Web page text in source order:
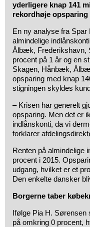
yderligere knap 141
rekordhøje
En ny analyse fra
almindelige
Ålbæk, Frederikshavn,
procent på 1 år og en
Skagen, Hånbæk,
opsparing med knap
stigningen skyldes
– Krisen har generelt
opsparing. Men det er
indlånskonti, da vi
forklarer
Renten på almindelige
procent i 2015.
udgang, hvilket er et
Den enkelte dansker
Borgerne taber
Ifølge Pia H. Sørensen
på omkring 0 procent,